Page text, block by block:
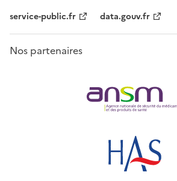
service-public.fr
data.gouv.fr
Nos partenaires